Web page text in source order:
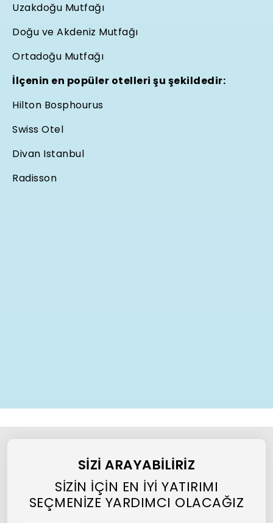
Uzakdoğu Mutfağı
Doğu ve Akdeniz Mutfağı
Ortadoğu Mutfağı
İlçenin en popüler otelleri şu şekildedir:
Hilton Bosphourus
Swiss Otel
Divan Istanbul
Radisson
SIZI ARAYABILIRIZ
SİZİN İÇİN EN İYİ YATIRIMI
SEÇMENİZE YARDIMCI OLACAĞIZ